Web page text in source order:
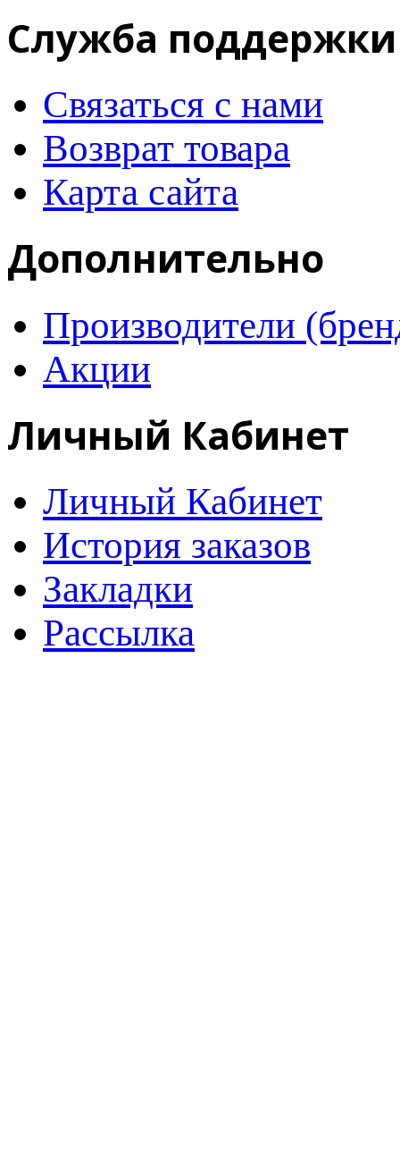
Служба поддержки
Связаться с нами
Возврат товара
Карта сайта
Дополнительно
Производители
Акции
Личный Кабинет
Личный Кабинет
История заказов
Закладки
Рассылка